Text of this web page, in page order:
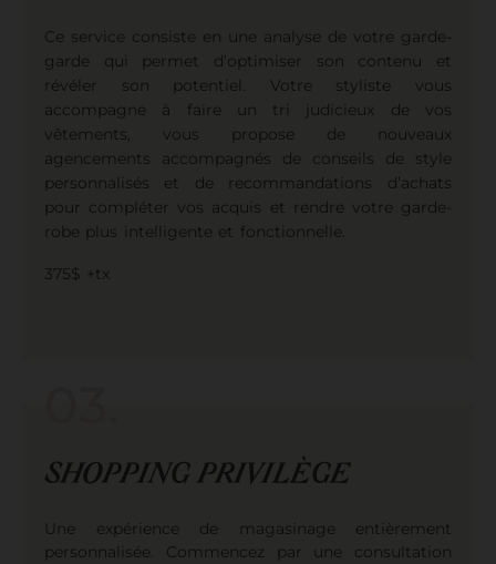
Ce service consiste en une analyse de votre garde-
garde qui permet d’optimiser son contenu et
révéler son potentiel. Votre styliste vous
accompagne à faire un tri judicieux de vos
vêtements, vous propose de nouveaux
agencements accompagnés de conseils de style
personnalisés et de recommandations d’achats
pour compléter vos acquis et rendre votre garde-
robe plus intelligente et fonctionnelle.
375$ +tx
SHOPPING PRIVILÈGE
Une expérience de magasinage entièrement
personnalisée. Commencez par une consultation